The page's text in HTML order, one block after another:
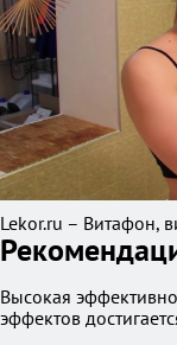
Lekor.ru – Витафон,
Высокая
эффектов